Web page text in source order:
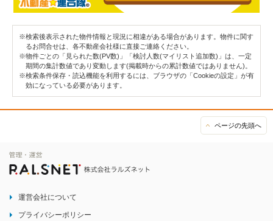
※検索後表示された物件情報と現況に相違がある場合があります。物件に関す
るお問合せは、各不動産会社様に直接ご連絡ください。
※物件ごとの「見られた数(PV数)」「検討人数(マイリスト追加数)」は、一定
期間の集計数値であり変動します(掲載時からの累計数値ではありません)。
※検索条件保存・読込機能を利用するには、ブラウザの「Cookieの設定」が有
効になっている必要があります。
ページの先頭へ
運営会社について
プライバシーポリシー